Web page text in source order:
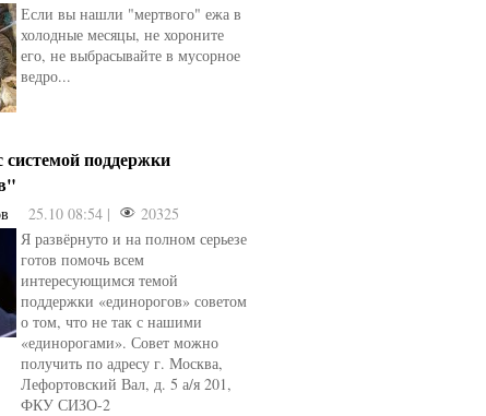
Если вы нашли "мертвого" ежа в
холодные месяцы, не хороните
его, не выбрасывайте в мусорное
ведро...
системой поддержки
25.10 08:54 |
20325
Я развёрнуто и на полном серьезе
готов помочь всем
интересующимся темой
поддержки «единорогов» советом
о том, что не так с нашими
«единорогами». Совет можно
получить по адресу г. Москва,
Лефортовский Вал, д. 5 а/я 201,
ФКУ СИЗО-2